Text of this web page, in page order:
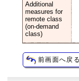
Additional
measures for
remote class
(on-demand
class)